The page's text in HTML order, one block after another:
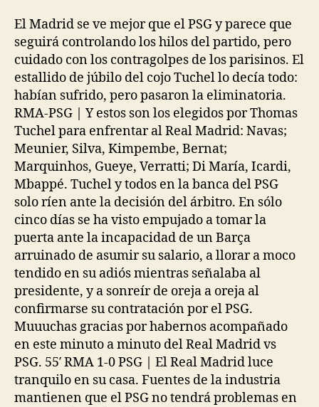
El Madrid se ve mejor que el PSG y parece que
seguirá controlando los hilos del partido, pero
cuidado con los contragolpes de los parisinos. El
estallido de júbilo del cojo Tuchel lo decía todo:
habían sufrido, pero pasaron la eliminatoria.
RMA-PSG | Y estos son los elegidos por Thomas
Tuchel para enfrentar al Real Madrid: Navas;
Meunier, Silva, Kimpembe, Bernat;
Marquinhos, Gueye, Verratti; Di María, Icardi,
Mbappé. Tuchel y todos en la banca del PSG
solo ríen ante la decisión del árbitro. En sólo
cinco días se ha visto empujado a tomar la
puerta ante la incapacidad de un Barça
arruinado de asumir su salario, a llorar a moco
tendido en su adiós mientras señalaba al
presidente, y a sonreír de oreja a oreja al
confirmarse su contratación por el PSG.
Muuuchas gracias por habernos acompañado
en este minuto a minuto del Real Madrid vs
PSG. 55′ RMA 1-0 PSG | El Real Madrid luce
tranquilo en su casa. Fuentes de la industria
mantienen que el PSG no tendrá problemas en